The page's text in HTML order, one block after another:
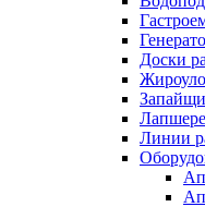
Доски
Линии